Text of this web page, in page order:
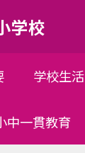
学校
学校生活
中一貫教育